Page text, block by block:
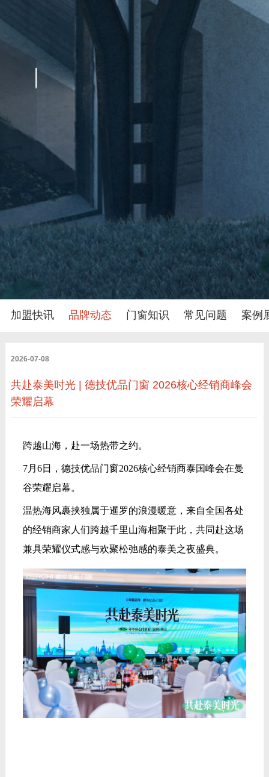
加盟快讯 品牌动态 门窗知识 常见问题 案例
2026-07-08
共赴泰美时光 | 德技优品门窗 2026核心经销商峰会
荣耀启幕
跨越山海，赴一场热带之约。
7月6日，德技优品门窗2026核心经销商泰国峰会在曼
谷荣耀启幕。
温热海风裹挟独属于暹罗的浪漫暖意，来自全国各处
的经销商家人们跨越千里山海相聚于此，共同赴这场
兼具荣耀仪式感与欢聚松弛感的泰美之夜盛典。